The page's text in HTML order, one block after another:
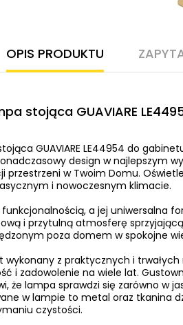
OPIS PRODUKTU
stojąca GUAVIARE
GUAVIARE LE44954 do
design w najlepszym
przestrzeni w Twoim Domu.
i nowoczesnym klimacie.
a jej uniwersalna
i przytulną atmosferę
poza domem w spokojne
wykonany z praktycznych i
i zadowolenie na wiele lat.
że lampa sprawdzi się zarówno w
w lampie to metal oraz tkanina
czystości.